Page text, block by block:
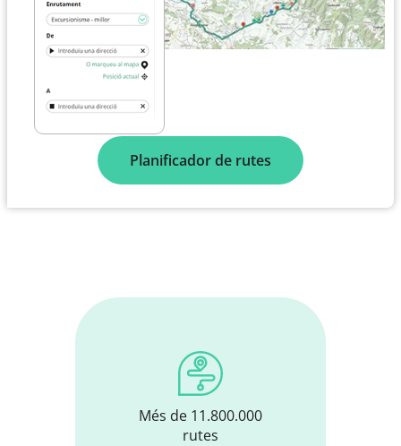
Planificador de rutes
Més de 11.800.000
rutes